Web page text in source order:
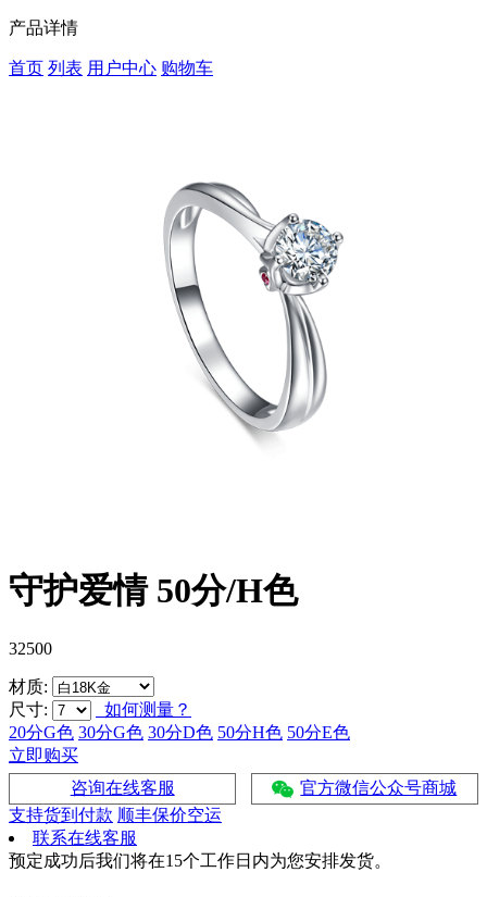
产品详情
首页 列表 用户中心 购物车
守护爱情 50分/H色
32500
材质:
尺寸:
如何测量？
20分G色 30分G色 30分D色 50分H色 50分E色
立即购买
咨询在线客服
官方微信公众号商城
支持货到付款 顺丰保价空运
联系在线客服
预定成功后我们将在15个工作日内为您安排发货。